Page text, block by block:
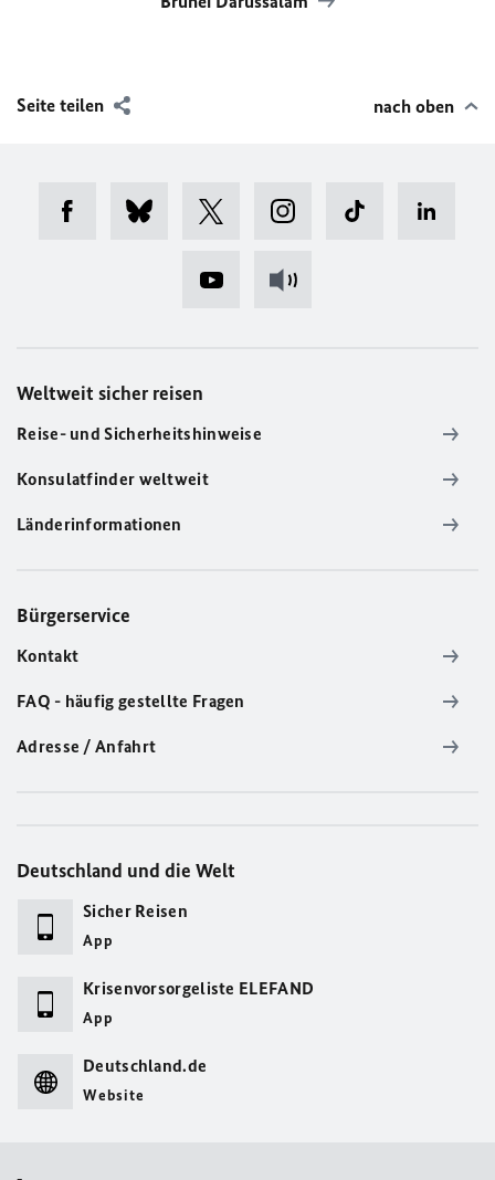
Seite teilen nach oben
Weltweit sicher reisen
Reise- und Sicherheitshinweise
Konsulatfinder weltweit
Länderinformationen
Bürgerservice
Kontakt
FAQ - häufig gestellte Fragen
Adresse / Anfahrt
Deutschland und die Welt
Sicher Reisen
App
Krisenvorsorgeliste ELEFAND
App
Deutschland.de
Website